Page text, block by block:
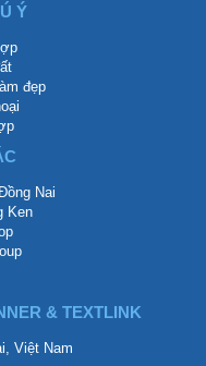
Ý
đẹp
Nai
Ken
& TEXTLINK
Việt Nam